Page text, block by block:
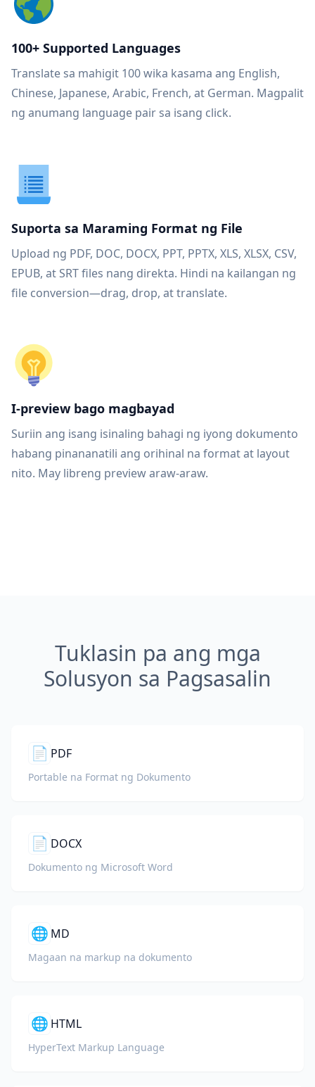
100+ Supported Languages
Translate sa mahigit 100 wika kasama ang English,
Chinese, Japanese, Arabic, French, at German. Magpalit
ng anumang language pair sa isang click.
Suporta sa Maraming Format ng File
Upload ng PDF, DOC, DOCX, PPT, PPTX, XLS, XLSX, CSV,
EPUB, at SRT files nang direkta. Hindi na kailangan ng
file conversion—drag, drop, at translate.
I-preview bago magbayad
Suriin ang isang isinaling bahagi ng iyong dokumento
habang pinananatili ang orihinal na format at layout
nito. May libreng preview araw-araw.
Tuklasin pa ang mga
Solusyon sa Pagsasalin
📄 PDF
Portable na Format ng Dokumento
📄 DOCX
Dokumento ng Microsoft Word
🌐 MD
Magaan na markup na dokumento
🌐 HTML
HyperText Markup Language